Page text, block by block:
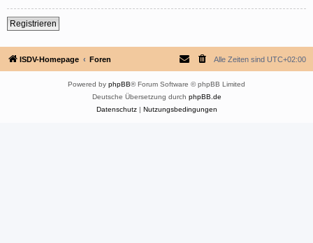
Registrieren
ISDV-Homepage Foren Alle Zeiten sind UTC+02:00
Powered by phpBB® Forum Software © phpBB Limited
Deutsche Übersetzung durch phpBB.de
Datenschutz| Nutzungsbedingungen